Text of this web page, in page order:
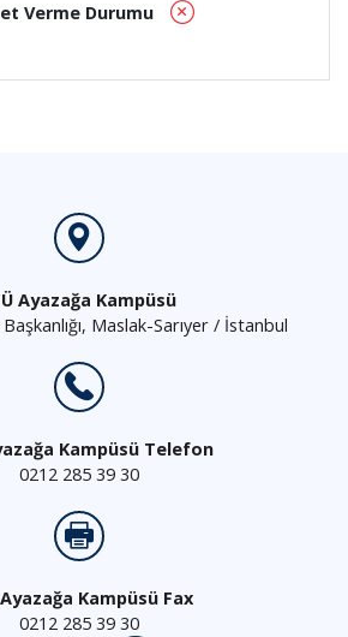
Verme Durumu
Ayazağa Kampüsü
Maslak-Sarıyer / İstanbul
Kampüsü Telefon
0212 285 39 30
Kampüsü Fax
0212 285 39 30